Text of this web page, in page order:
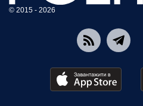
© 2015 - 2026